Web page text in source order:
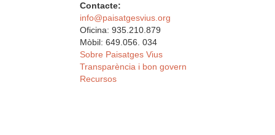
Contacte:
info@paisatgesvius.org
Oficina: 935.210.879
Mòbil: 649.056. 034
Sobre Paisatges Vius
Transparència i bon govern
Recursos